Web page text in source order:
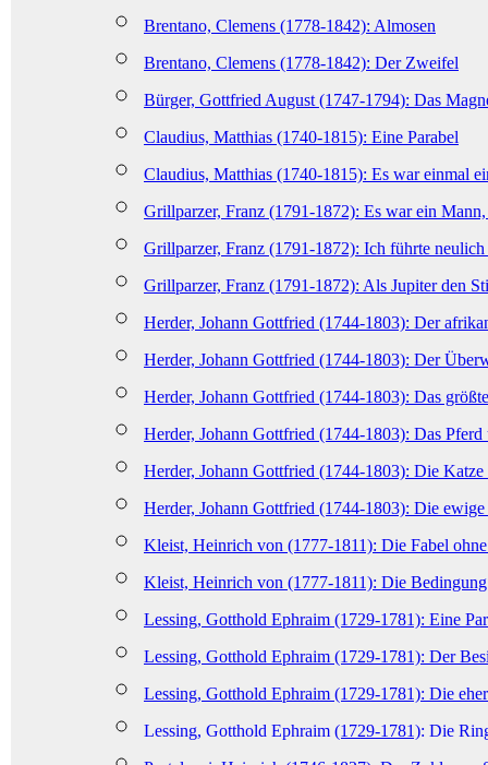
Brentano, Clemens (1778-1842): Almosen
Brentano, Clemens (1778-1842): Der Zweifel
Bürger, Gottfried August (1747-1794): Das
Claudius, Matthias (1740-1815): Eine Parabel
Claudius, Matthias (1740-1815): Es war einmal
Grillparzer, Franz (1791-1872): Es war ein
Grillparzer, Franz (1791-1872): Ich führte
Grillparzer, Franz (1791-1872): Als Jupiter den
Herder, Johann Gottfried (1744-1803): Der
Herder, Johann Gottfried (1744-1803): Der
Herder, Johann Gottfried (1744-1803): Das
Herder, Johann Gottfried (1744-1803): Das
Herder, Johann Gottfried (1744-1803): Die
Herder, Johann Gottfried (1744-1803): Die
Kleist, Heinrich von (1777-1811): Die Fabel
Kleist, Heinrich von (1777-1811): Die Bedingung
Lessing, Gotthold Ephraim (1729-1781): Eine
Lessing, Gotthold Ephraim (1729-1781): Der
Lessing, Gotthold Ephraim (1729-1781): Die
Lessing, Gotthold Ephraim (1729-1781): Die